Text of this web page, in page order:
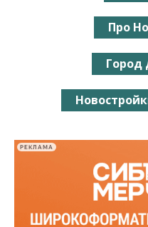
Про
Город
РЕКЛАМА